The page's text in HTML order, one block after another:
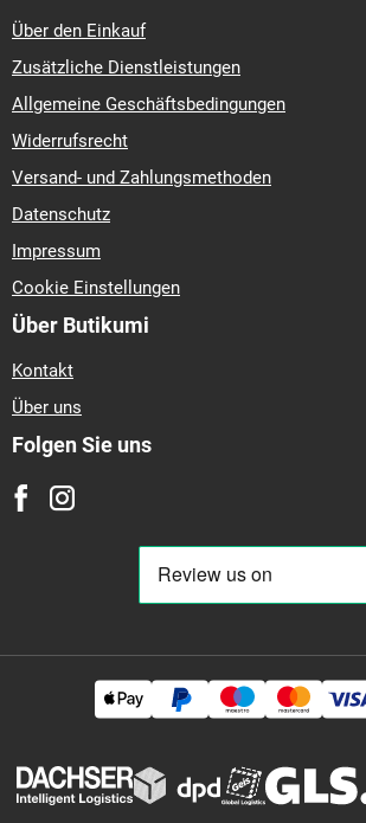
Über den Einkauf
Zusätzliche Dienstleistungen
Allgemeine Geschäftsbedingungen
Widerrufsrecht
Versand- und Zahlungsmethoden
Datenschutz
Impressum
Cookie Einstellungen
Über Butikumi
Kontakt
Über uns
Folgen Sie uns